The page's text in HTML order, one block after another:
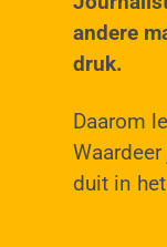
andere
druk.
Daarom
duit in